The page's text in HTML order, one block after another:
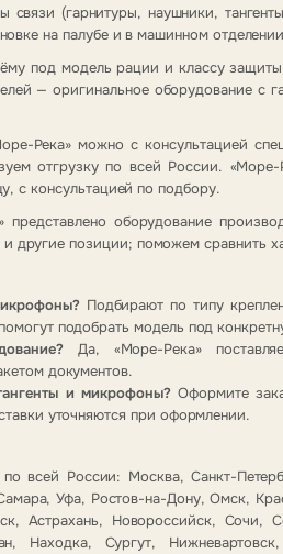
связи (гарнитуры, наушники,
на палубе и в машинном
под модель рации и классу
— оригинальное оборудование с
Река» можно с консультацией
отгрузку по всей России.
с консультацией по подбору.
представлено оборудование
позиции; поможем сравнить
Подбирают по типу
подобрать модель под
Да, «Море-Река»
документов.
и микрофоны? Оформите
уточняются при оформлении.
всей России: Москва, Санкт-
Уфа, Ростов-на-Дону, Омск,
Астрахань, Новороссийск, Сочи,
Находка, Сургут,